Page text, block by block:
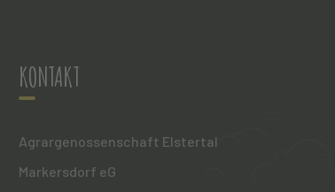
KONTAKT
Agrargenossenschaft Elstertal
Markersdorf eG